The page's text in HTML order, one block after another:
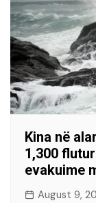
Kina në
1,300
evakuime
August 9,